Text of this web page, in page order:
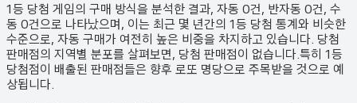
1등 당첨 게임의 구매 방식을 분석한 결과, 자동 0건, 반자동 0건, 수
동 0건 으로 나타났으며, 이는 최근 몇 년간의 1등 당첨 통계와 비슷한
수준으로, 자동 구매가 여전히 높은 비중을 차지하고 있습니다. 당첨
판매점의 지역별 분포를 살펴보면, 당첨 판매점이 없습니다. 특히 1등
당첨점이 배출된 판매점들은 향후 로또 명당으로 주목받을 것으로 예
상됩니다.